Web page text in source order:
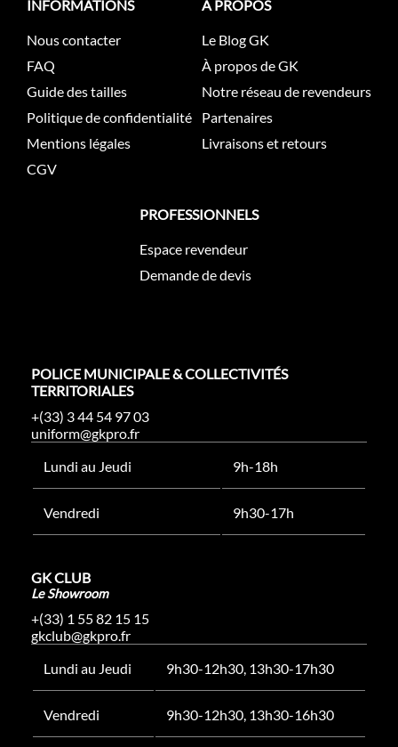
INFORMATIONS
Nous contacter
FAQ
Guide des tailles
Politique de confidentialité
Mentions légales
CGV
À PROPOS
Le Blog GK
À propos de GK
Notre réseau de revendeurs
Partenaires
Livraisons et retours
PROFESSIONNELS
Espace revendeur
Demande de devis
POLICE MUNICIPALE & COLLECTIVITÉS
TERRITORIALES
+(33) 3 44 54 97 03
uniform@gkpro.fr
Lundi au Jeudi
9h-18h
Vendredi 9h30-17h
GK CLUB
Le Showroom
+(33) 1 55 82 15 15
gkclub@gkpro.fr
Lundi au Jeudi
9h30-12h30, 13h30-17h30
Vendredi 9h30-12h30, 13h30-16h30